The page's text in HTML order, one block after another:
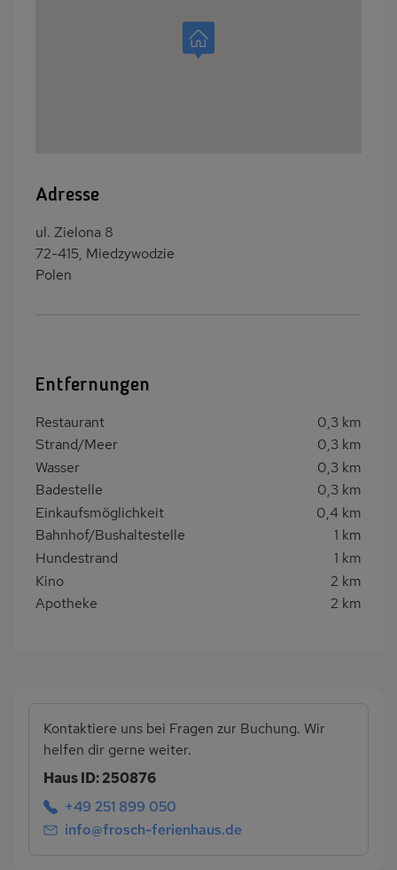
Adresse
ul. Zielona 8
72-415, Miedzywodzie
Polen
Entfernungen
Restaurant
0,3 km
Strand/Meer
0,3 km
Wasser
0,3 km
Badestelle
0,3 km
Einkaufsmöglichkeit
0,4 km
Bahnhof/Bushaltestelle
1 km
Hundestrand
1 km
Kino
2 km
Apotheke
2 km
Kontaktiere uns bei Fragen zur Buchung. Wir
helfen dir gerne weiter.
Haus ID: 250876
+49 251 899 050
info@frosch-ferienhaus.de